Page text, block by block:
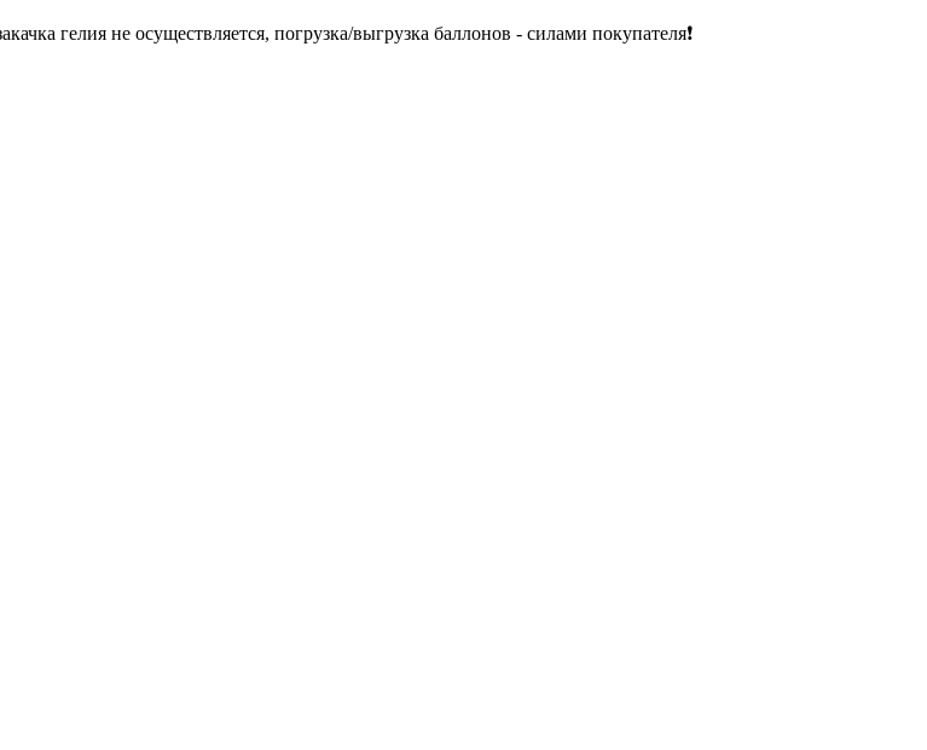
гелия не осуществляется, погрузка/выгрузка баллонов - силами покупателя❗️